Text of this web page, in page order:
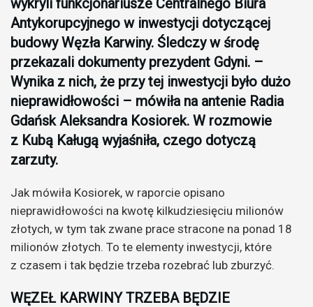
Antykorupcyjnego w inwestycji dotyczącej
budowy Węzła Karwiny. Śledczy w środę
przekazali dokumenty prezydent Gdyni. –
Wynika z nich, że przy tej inwestycji było dużo
nieprawidłowości – mówiła na antenie Radia
Gdańsk Aleksandra Kosiorek. W rozmowie
z Kubą Kaługą wyjaśniła, czego dotyczą
zarzuty.
Jak mówiła Kosiorek, w raporcie opisano
nieprawidłowości na kwotę kilkudziesięciu milionów
złotych, w tym tak zwane prace stracone na ponad 18
milionów złotych. To te elementy inwestycji, które
z czasem i tak będzie trzeba rozebrać lub zburzyć.
WĘZEŁ KARWINY TRZEBA BĘDZIE